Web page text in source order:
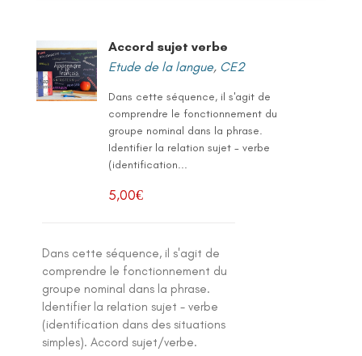
Accord sujet verbe
Etude de la langue, CE2
Dans cette séquence, il s'agit de
comprendre le fonctionnement du
groupe nominal dans la phrase.
Identifier la relation sujet - verbe
(identification...
5,00€
Dans cette séquence, il s'agit de
comprendre le fonctionnement du
groupe nominal dans la phrase.
Identifier la relation sujet - verbe
(identification dans des situations
simples). Accord sujet/verbe.